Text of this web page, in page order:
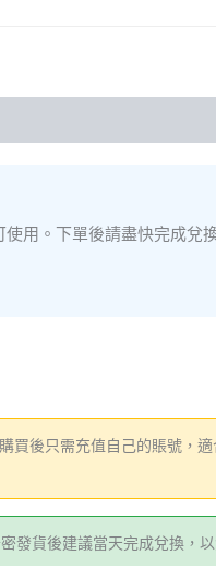
用。下單後請盡快完成兌
後只需充值自己的賬號，
發貨後建議當天完成兌換，以